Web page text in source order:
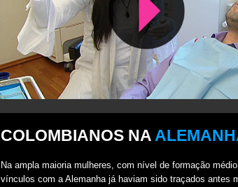
NO CENTRO DA FÉ
COLOMBIANOS NA
Na ampla maioria mulheres, com nível de formação
vínculos com a Alemanha já haviam sido traçados antes